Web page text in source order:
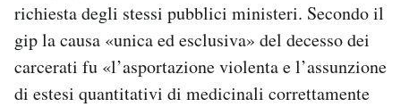
richiesta degli stessi pubblici ministeri. Secondo il
gip la causa «unica ed esclusiva» del decesso dei
carcerati fu «l’asportazione violenta e l’assunzione
di estesi quantitativi di medicinali correttamente